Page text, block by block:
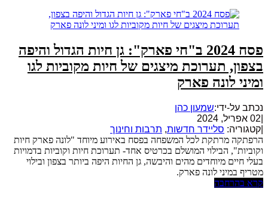
פסח 2024 ב"חי פארק": גן חיות הגדול והיפה
בצפון, תערוכת מיצגים של חיות מקוביות לגו
ומיני לונה פארק
נכתב על-ידי:שמעון כהן
02 אפריל, 2024
קטגוריה: סליידר חדשות, תרבות וחינוך
הרפתקה מרתקת לכל המשפחה בפסח באירוע מיוחד "לונה פארק חיות
וקוביות", הבילוי המושלם בכרטיס אחד- תערוכת חיות וקוביות בדמויות
בעלי חיים מיוחדים מהים והיבשה, גן החיות היפה ביותר בצפון ובילוי
מטריף במיני לונה פארק.
קרא בהרחבה